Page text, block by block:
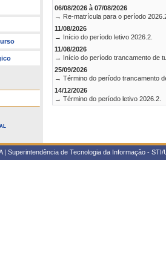
06/08/2026 à 07/08/2026
→ Re-matrícula para o período
11/08/2026
→ Início do período letivo 2026.2.
11/08/2026
→ Início do período trancamento de
25/09/2026
→ Término do período trancamento
14/12/2026
→ Término do período letivo 2026.2.
| Superintendência de Tecnologia da Informação -